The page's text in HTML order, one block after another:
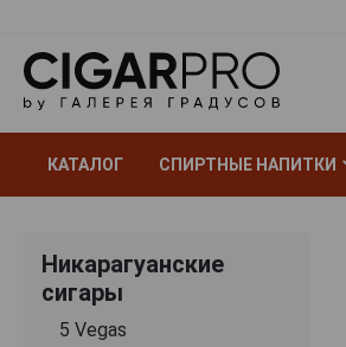
КАТАЛОГ СПИРТНЫЕ НАПИТКИ
Никарагуанские
сигары
5 Vegas